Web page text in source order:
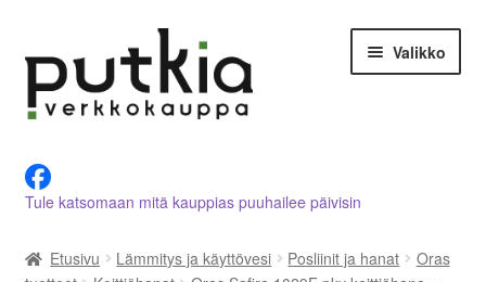
navigointiin
sisältöön
Valikko
Tietoja meistä
Asiakastilini
Tule katsomaan mitä kauppias puuhailee päivisin
Etusivu Lämmitys ja käyttövesi Posliinit ja hanat
Oras